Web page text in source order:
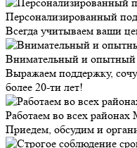
Персонализированный
Всегда учитываем ваши
Внимательный и опытный
Выражаем поддержку,
более 20-ти лет!
Работаем во всех
Приедем, обсудим и